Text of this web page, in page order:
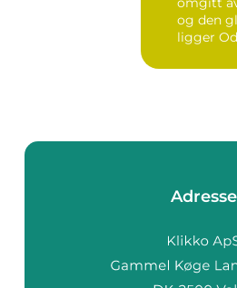
og den
ligger
Adresse